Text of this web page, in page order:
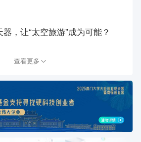
，让“太空旅游”成为可能？
查看更多